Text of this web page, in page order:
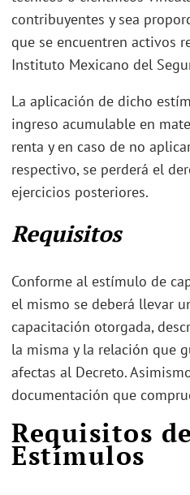
contribuyentes y sea
que se encuentren activos
Instituto Mexicano del
La aplicación de dicho
ingreso acumulable en
renta y en caso de no
respectivo, se perderá el
ejercicios posteriores.
Requisitos
Conforme al estímulo de
el mismo se deberá llevar
capacitación otorgada,
la misma y la relación que
afectas al Decreto.
documentación que
Requisitos
Estímulos